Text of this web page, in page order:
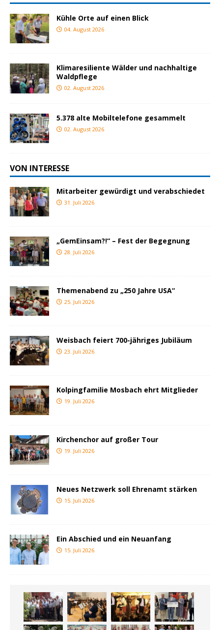
Kühle Orte auf einen Blick
04. August 2026
Klimaresiliente Wälder und nachhaltige
Waldpflege
02. August 2026
5.378 alte Mobiltelefone gesammelt
02. August 2026
VON INTERESSE
Mitarbeiter gewürdigt und verabschiedet
31. Juli 2026
„GemEinsam?!“ – Fest der Begegnung
28. Juli 2026
Themenabend zu „250 Jahre USA“
25. Juli 2026
Weisbach feiert 700-jähriges Jubiläum
23. Juli 2026
Kolpingfamilie Mosbach ehrt Mitglieder
19. Juli 2026
Kirchenchor auf großer Tour
19. Juli 2026
Neues Netzwerk soll Ehrenamt stärken
15. Juli 2026
Ein Abschied und ein Neuanfang
15. Juli 2026